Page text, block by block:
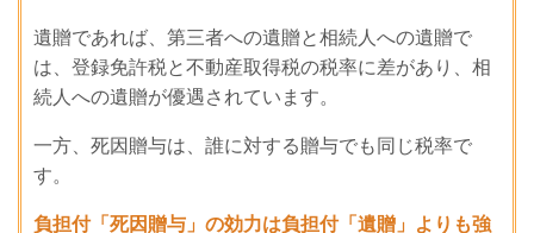
遺贈であれば、第三者への遺贈と相続人への遺贈で
は、登録免許税と不動産取得税の税率に差があり、相
続人への遺贈が優遇されています。
一方、死因贈与は、誰に対する贈与でも同じ税率で
す。
負担付「死因贈与」の効力は負担付「遺贈」よりも強